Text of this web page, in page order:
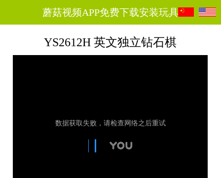
蘑菇视频APP免费下载安装玩具
YS2612H 英文独立钻石棋